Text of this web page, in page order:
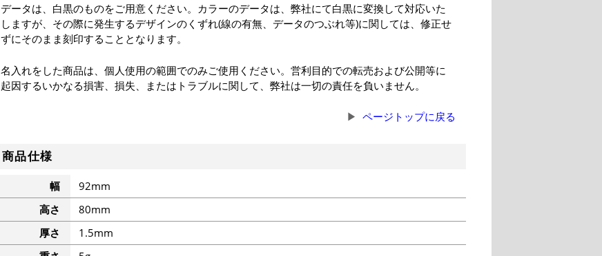
データは、白黒のものをご用意ください。カラーのデータは、弊社にて白黒に変換して対応いた
しますが、その際に発生するデザインのくずれ(線の有無、データのつぶれ等)に関しては、修正せ
ずにそのまま刻印することとなります。
名入れをした商品は、個人使用の範囲でのみご使用ください。営利目的での転売および公開等に
起因するいかなる損害、損失、またはトラブルに関して、弊社は一切の責任を負いません。
ページトップに戻る
商品仕様
幅
92mm
高さ
80mm
厚さ
1.5mm